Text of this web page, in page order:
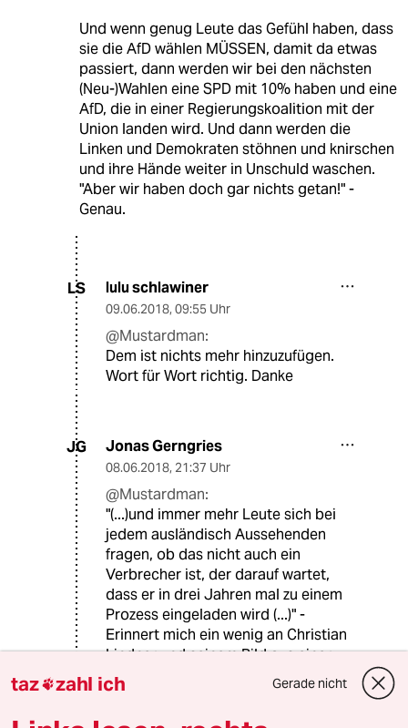
Und wenn genug Leute das Gefühl haben, dass
sie die AfD wählen MÜSSEN, damit da etwas
passiert, dann werden wir bei den nächsten
(Neu-)Wahlen eine SPD mit 10% haben und eine
AfD, die in einer Regierungskoalition mit der
Union landen wird. Und dann werden die
Linken und Demokraten stöhnen und knirschen
und ihre Hände weiter in Unschuld waschen.
"Aber wir haben doch gar nichts getan!" -
Genau.
LS lulu schlawiner
09.06.2018, 09:55 Uhr
@Mustardman:
Dem ist nichts mehr hinzuzufügen.
Wort für Wort richtig. Danke
JG Jonas Gerngries
08.06.2018, 21:37 Uhr
@Mustardman:
"(...)und immer mehr Leute sich bei
jedem ausländisch Aussehenden
fragen, ob das nicht auch ein
Verbrecher ist, der darauf wartet,
dass er in drei Jahren mal zu einem
Prozess eingeladen wird (...)" -
Erinnert mich ein wenig an Christian
Lindner und seinem Bild aus einer
Bäckerei, wo jemand "mit
gebrochenem Deutsch ein
taz zahl ich Gerade nicht